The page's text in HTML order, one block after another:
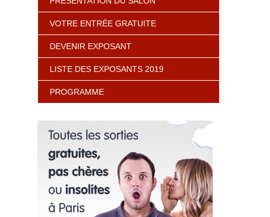
VOTRE ENTRÉE GRATUITE
DEVENIR EXPOSANT
LISTE DES EXPOSANTS 2019
PROGRAMME